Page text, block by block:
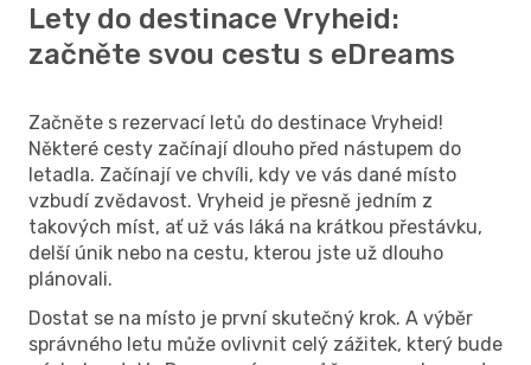
Lety do destinace Vryheid:
začněte svou cestu s eDreams
Začněte s rezervací letů do destinace Vryheid!
Některé cesty začínají dlouho před nástupem do
letadla. Začínají ve chvíli, kdy ve vás dané místo
vzbudí zvědavost. Vryheid je přesně jedním z
takových míst, ať už vás láká na krátkou přestávku,
delší únik nebo na cestu, kterou jste už dlouho
plánovali.
Dostat se na místo je první skutečný krok. A výběr
správného letu může ovlivnit celý zážitek, který bude